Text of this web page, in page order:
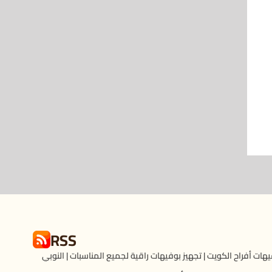
RSS
أفراح الكويت | تجهيز بوفيهات راقية لجميع المناسبات | النوبي